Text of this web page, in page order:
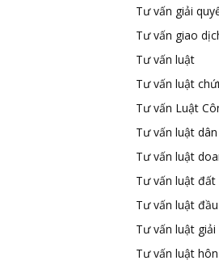
Tư vấn giải
Tư vấn giao
Tư vấn luật
Tư vấn luật
Tư vấn Luật
Tư vấn luật
Tư vấn luật
Tư vấn luật đất
Tư vấn luật
Tư vấn luật
Tư vấn luật